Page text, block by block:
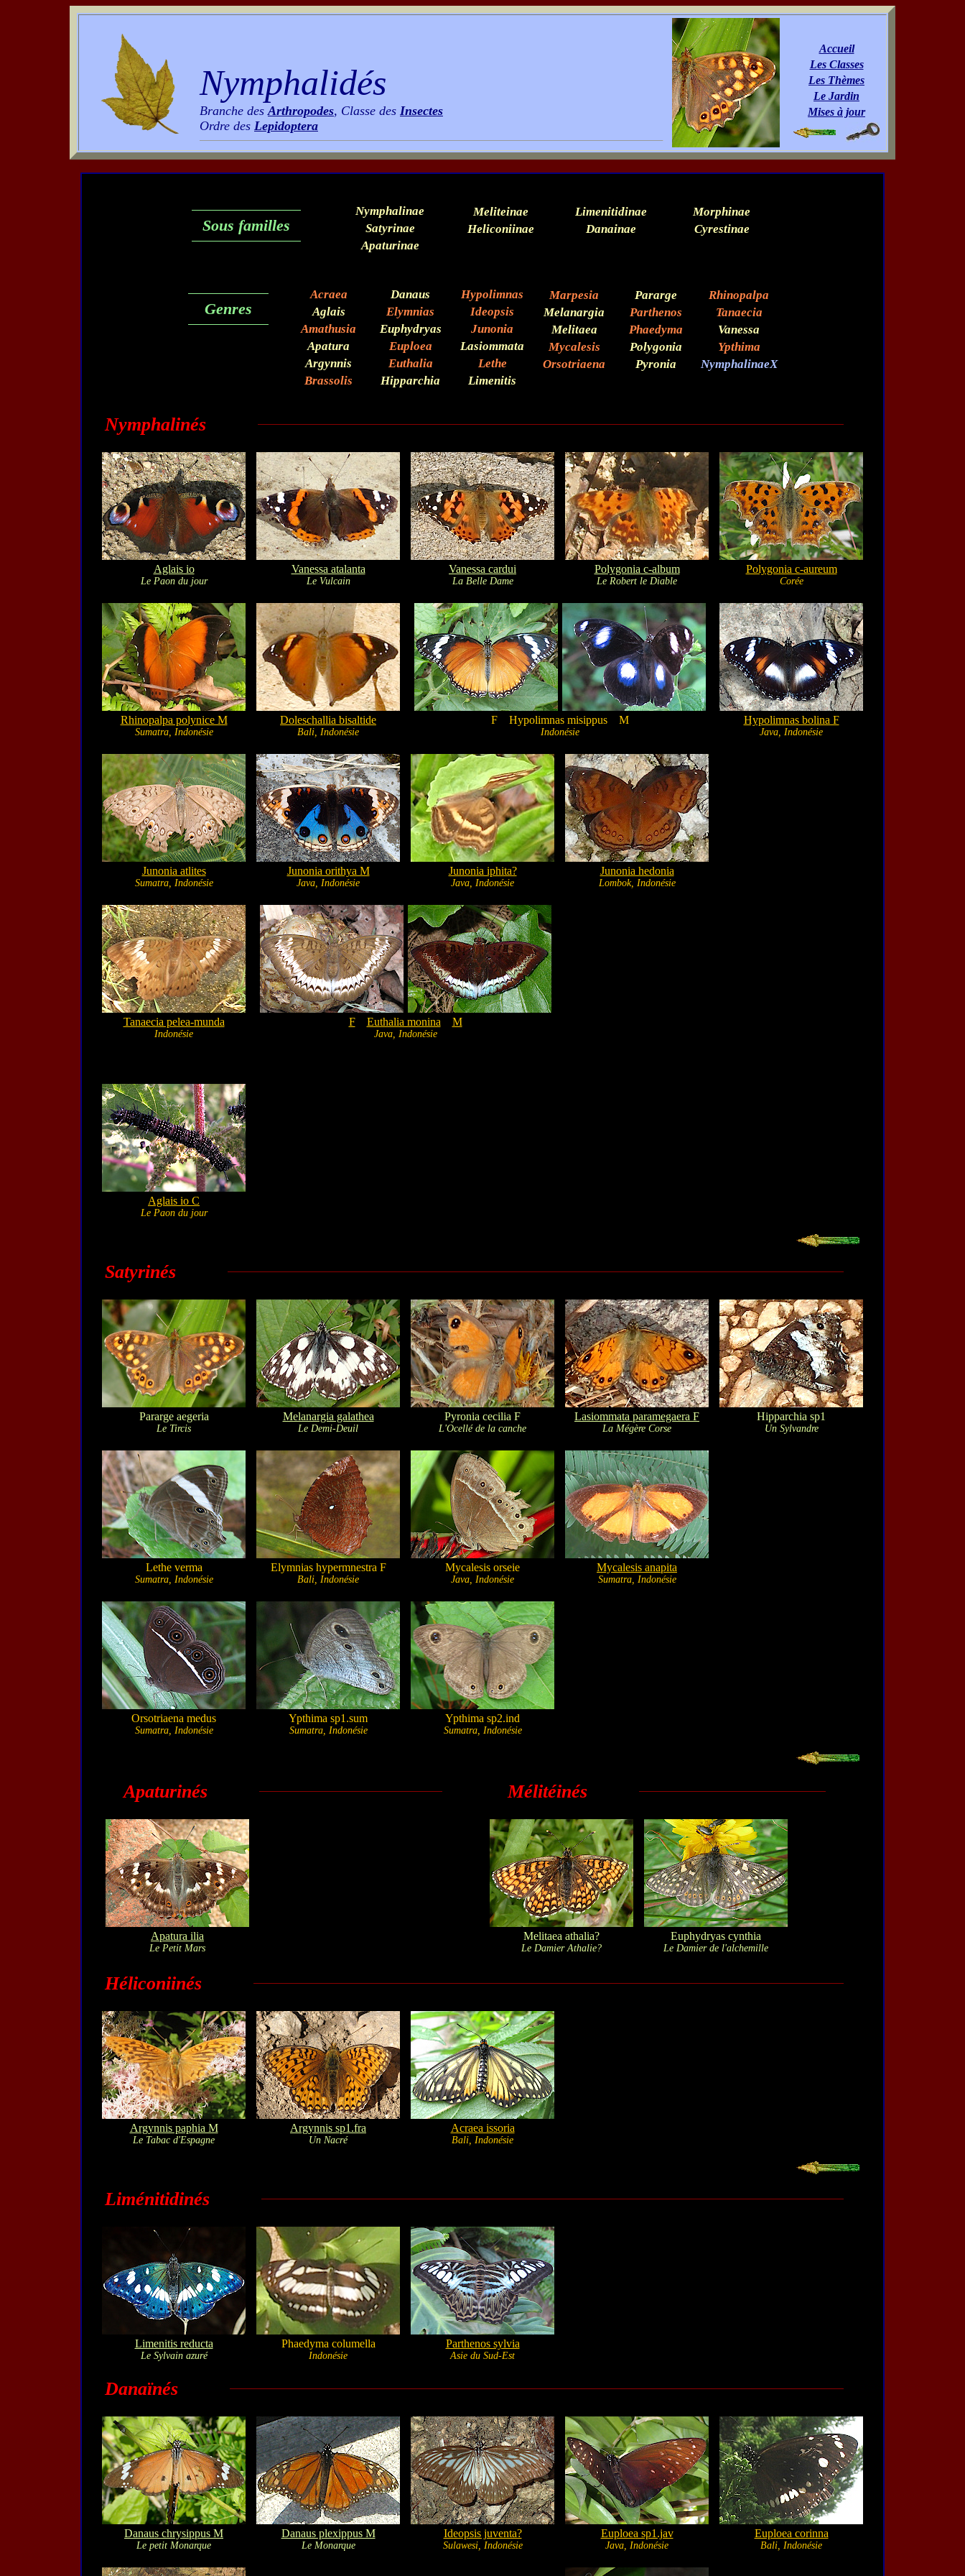
Nymphalidés
Branche desArthropodes, Classe des Insectes
Ordre des Lepidoptera
Accueil
Les Classes
Les Thèmes
Le Jardin
Mises à jour
Sous familles
Nymphalinae
Satyrinae
Apaturinae
Meliteinae
Heliconiinae
Limenitidinae
Danainae
Morphinae
Cyrestinae
Genres
Acraea
Aglais
Amathusia
Apatura
Argynnis
Brassolis
Danaus
Elymnias
Euphydryas
Euploea
Euthalia
Hipparchia
Hypolimnas
Ideopsis
Junonia
Lasiommata
Lethe
Limenitis
Marpesia
Melanargia
Melitaea
Mycalesis
Orsotriaena
Pararge
Parthenos
Phaedyma
Polygonia
Pyronia
Rhinopalpa
Tanaecia
Vanessa
Ypthima
NymphalinaeX
Nymphalinés
Aglais io
Le Paon du jour
Vanessa atalanta
Le Vulcain
Vanessa cardui
La Belle Dame
Polygonia c-album
Le Robert le Diable
Polygonia c-aureum
Corée
Rhinopalpa polynice M
Sumatra, Indonésie
Doleschallia bisaltide
Bali, Indonésie
F Hypolimnas misippus M
Indonésie
Hypolimnas bolina F
Java, Indonésie
Junonia atlites
Sumatra, Indonésie
Junonia orithya M
Java, Indonésie
Junonia iphita?
Java, Indonésie
Junonia hedonia
Lombok, Indonésie
Tanaecia pelea-munda
Indonésie
F Euthalia monina M
Java, Indonésie
Aglais io C
Le Paon du jour
Satyrinés
Pararge aegeria
Le Tircis
Melanargia galathea
Le Demi-Deuil
Pyronia cecilia F
L'Ocellé de la canche
Lasiommata paramegaera F
La Mégère Corse
Hipparchia sp1
Un Sylvandre
Lethe verma
Sumatra, Indonésie
Elymnias hypermnestra F
Bali, Indonésie
Mycalesis orseie
Java, Indonésie
Mycalesis anapita
Sumatra, Indonésie
Orsotriaena medus
Sumatra, Indonésie
Ypthima sp1.sum
Sumatra, Indonésie
Ypthima sp2.ind
Sumatra, Indonésie
Apaturinés
Apatura ilia
Le Petit Mars
Mélitéinés
Melitaea athalia?
Le Damier Athalie?
Euphydryas cynthia
Le Damier de l'alchemille
Héliconiinés
Argynnis paphia M
Le Tabac d'Espagne
Argynnis sp1.fra
Un Nacré
Acraea issoria
Bali, Indonésie
Liménitidinés
Limenitis reducta
Le Sylvain azuré
Phaedyma columella
Indonésie
Parthenos sylvia
Asie du Sud-Est
Danaïnés
Danaus chrysippus M
Le petit Monarque
Danaus plexippus M
Le Monarque
Ideopsis juventa?
Sulawesi, Indonésie
Euploea sp1.jav
Java, Indonésie
Euploea corinna
Bali, Indonésie